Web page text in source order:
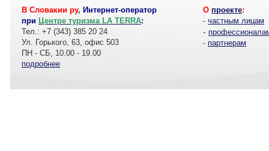
В Словакии ру, Интернет-оператор
при Центре туризма LA TERRA:
Тел.: +7 (343) 385 20 24
Ул. Горького, 63, офис 503
ПН - СБ, 10.00 - 19.00
подробнее
О проекте:
- частным лицам
-
- партнерам